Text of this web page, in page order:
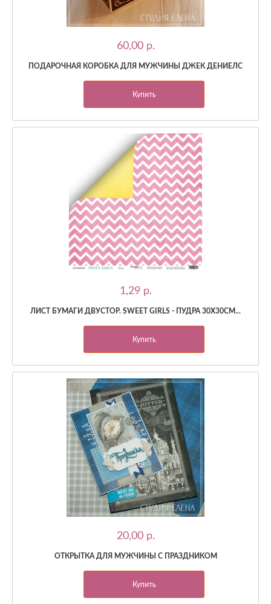
60,00 p.
ПОДАРОЧНАЯ КОРОБКА ДЛЯ МУЖЧИНЫ ДЖЕК ДЕНИЕЛС
Купить
1,29 p.
ЛИСТ БУМАГИ ДВУСТОР. SWEET GIRLS - ПУДРА 30Х30СМ...
Купить
20,00 p.
ОТКРЫТКА ДЛЯ МУЖЧИНЫ С ПРАЗДНИКОМ
Купить